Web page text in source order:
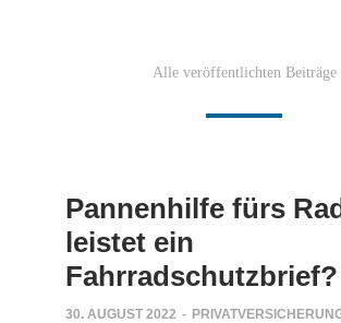
Alle veröffentlichten Beiträge
Pannenhilfe fürs
leistet ein
Fahrradschutzbrief?
30. AUGUST 2022 -